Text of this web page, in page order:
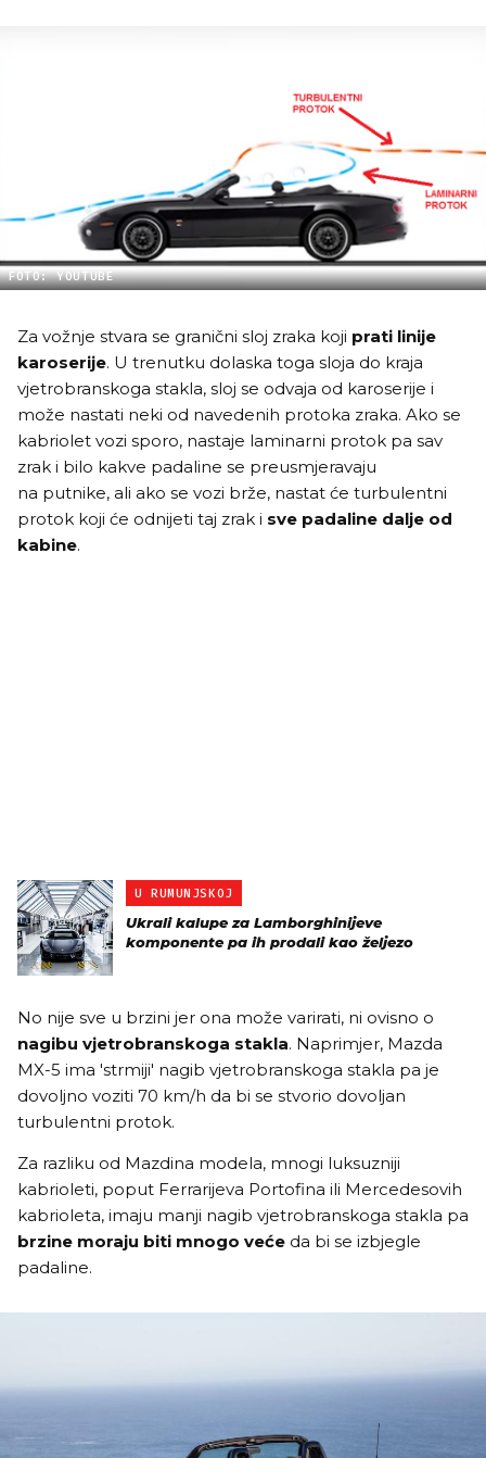
FOTO: YOUTUBE
Za vožnje stvara se granični sloj zraka koji prati linije
karoserije. U trenutku dolaska toga sloja do kraja
vjetrobranskoga stakla, sloj se odvaja od karoserije i
može nastati neki od navedenih protoka zraka. Ako se
kabriolet vozi sporo, nastaje laminarni protok pa sav
zrak i bilo kakve padaline se preusmjeravaju
na putnike, ali ako se vozi brže, nastat će turbulentni
protok koji će odnijeti taj zrak i sve padaline dalje od
kabine.
U RUMUNJSKOJ
Ukrali kalupe za Lamborghinijeve
komponente pa ih prodali kao željezo
No nije sve u brzini jer ona može varirati, ni ovisno o
nagibu vjetrobranskoga stakla. Naprimjer, Mazda
MX-5 ima 'strmiji' nagib vjetrobranskoga stakla pa je
dovoljno voziti 70 km/h da bi se stvorio dovoljan
turbulentni protok.
Za razliku od Mazdina modela, mnogi luksuzniji
kabrioleti, poput Ferrarijeva Portofina ili Mercedesovih
kabrioleta, imaju manji nagib vjetrobranskoga stakla pa
brzine moraju biti mnogo veće da bi se izbjegle
padaline.